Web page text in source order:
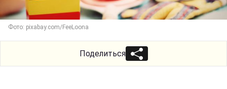
Фото: pixabay.com/FeeLoona
Поделиться